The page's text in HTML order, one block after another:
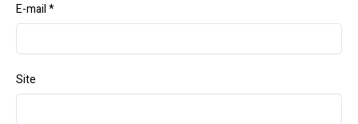
E-mail*
Site